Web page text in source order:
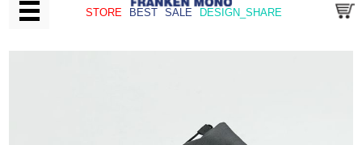
STORE BEST SALE DESIGN_SHARE